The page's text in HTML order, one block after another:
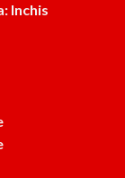
Inchis